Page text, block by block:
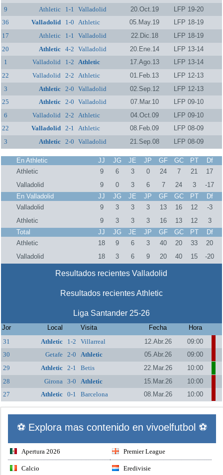
9
Athletic 1-1 Valladolid 20.Oct.19
LFP 19-20
36
Valladolid 1-0 Athletic 05.May.19
LFP 18-19
17
Athletic 1-1 Valladolid 22.Dic.18
LFP 18-19
20
Athletic 4-2 Valladolid 20.Ene.14
LFP 13-14
1
Valladolid 1-2 Athletic 17.Ago.13
LFP 13-14
22
Valladolid 2-2 Athletic 01.Feb.13
LFP 12-13
3
Athletic 2-0 Valladolid 02.Sep.12
LFP 12-13
25
Athletic 2-0 Valladolid 07.Mar.10
LFP 09-10
6
Valladolid 2-2 Athletic 04.Oct.09
LFP 09-10
22
Valladolid 2-1 Athletic 08.Feb.09
LFP 08-09
3
Athletic 2-0 Valladolid 21.Sep.08 LFP 08-09
En Athletic JJ JG JE JP GF GC PT
Df
Athletic
9 6 3 0 24 7 21
17
Valladolid
9 0 3 6 7 24 3
-17
En Valladolid
JJ JG JE JP GF GC PT
Df
Valladolid
9 3 3 3 13 16 12
-3
Athletic
9 3 3 3 16 13 12
3
Total
JJ JG JE JP GF GC PT
Df
Athletic
18 9 6 3 40 20 33
20
Valladolid
18 3 6 9 20 40 15 -20
Resultados recientes Valladolid
Resultados recientes Athletic
Liga Santander 25-26
Jor Local Visita Fecha
Hora
31
Athletic 1-2 Villarreal 12.Abr.26
09:00
30
Getafe 2-0 Athletic 05.Abr.26
09:00
29
Athletic 2-1 Betis 22.Mar.26
10:00
28
Girona 3-0 Athletic 15.Mar.26
10:00
27
Athletic 0-1 Barcelona 08.Mar.26 10:00
⚽ Explora mas contenido en vivoelfutbol ⚽
Apertura 2026 Premier League
Calcio Eredivisie